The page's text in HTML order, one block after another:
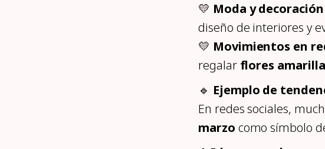
💛 Moda y decoración
diseño de interiores y
💛 Movimientos en
regalar flores
🔹 Ejemplo de
En redes sociales,
marzo como símbolo